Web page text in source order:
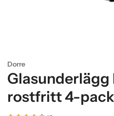
Dorre
Glasunderlägg
rostfritt 4-